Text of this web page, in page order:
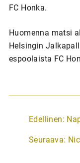
FC Honka.
Huomenna matsi
Helsingin
espoolaista FC
A
t
Edellinen:
Seuraava: